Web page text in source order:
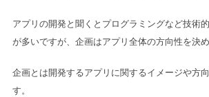
アプリの開発と聞くとプログラミングなど技術
が多いですが、企画はアプリ全体の方向性を決
企画とは開発するアプリに関するイメージや方
す。